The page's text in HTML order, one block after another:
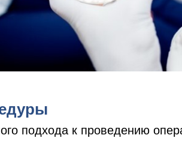
подхода к проведению